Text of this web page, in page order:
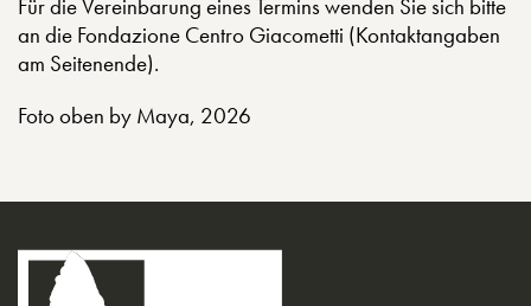
Für die Vereinbarung eines Termins wenden Sie sich bitte
an die Fondazione Centro Giacometti (Kontaktangaben
am Seitenende).
Foto oben by Maya, 2026